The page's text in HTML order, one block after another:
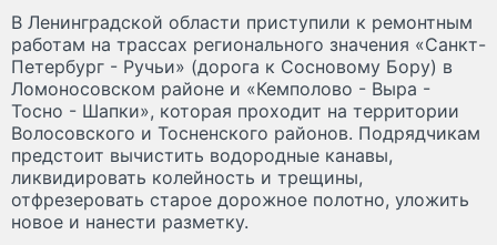
В Ленинградской области приступили к ремонтным
работам на трассах регионального значения «Санкт-
Петербург - Ручьи» (дорога к Сосновому Бору) в
Ломоносовском районе и «Кемполово - Выра -
Тосно - Шапки», которая проходит на территории
Волосовского и Тосненского районов. Подрядчикам
предстоит вычистить водородные канавы,
ликвидировать колейность и трещины,
отфрезеровать старое дорожное полотно, уложить
новое и нанести разметку.